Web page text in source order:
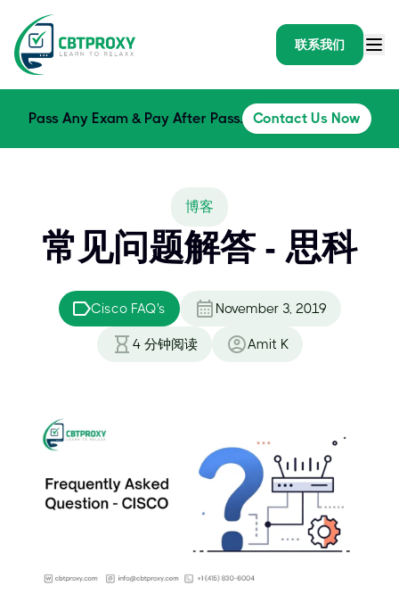
联系我们
Pass Any Exam & Pay After Pass. Contact Us Now
博客
常见问题解答 - 思科
Cisco FAQ's November 3, 2019
4 分钟阅读 Amit K